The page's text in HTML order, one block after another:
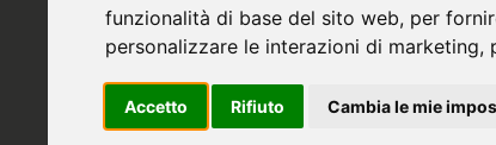
funzionalità di base del sito web, per
personalizzare le interazioni di marketing,
Accetto Rifiuto Cambia le mie